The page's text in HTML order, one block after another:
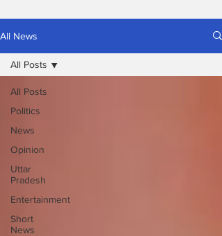
All News
All Posts
Politics
News
Opinion
Uttar
Pradesh
Entertainment
Short
News
All Posts